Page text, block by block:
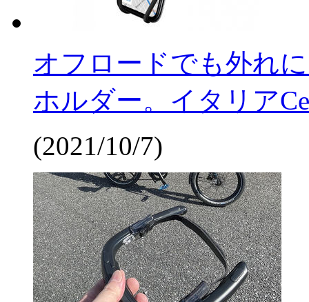
オフロードでも外れ
ホルダー。イタリア
(2021/10/7)